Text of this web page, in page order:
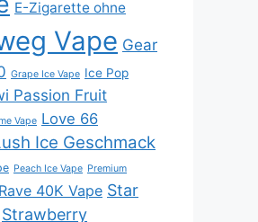
E-Zigarette ohne
Vape Gear
Grape Ice Vape Ice Pop
Passion Fruit
Vape Love 66
Ice Geschmack
Peach Ice Vape Premium
Rave 40K Vape Star
Strawberry